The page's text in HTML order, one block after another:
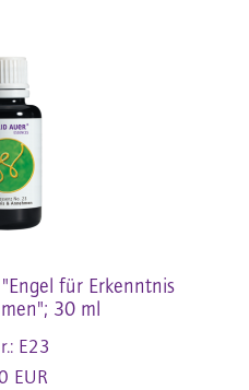
für Erkenntnis
30 ml
E23
EUR